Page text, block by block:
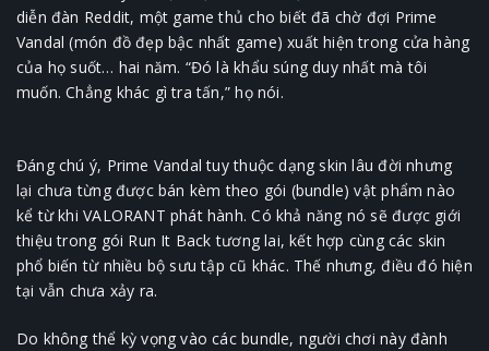
diễn đàn Reddit, một game thủ cho biết đã chờ đợi Prime
Vandal (món đồ đẹp bậc nhất game) xuất hiện trong cửa hàng
của họ suốt… hai năm. “Đó là khẩu súng duy nhất mà tôi
muốn. Chẳng khác gì tra tấn,” họ nói.
Đáng chú ý, Prime Vandal tuy thuộc dạng skin lâu đời nhưng
lại chưa từng được bán kèm theo gói (bundle) vật phẩm nào
kể từ khi VALORANT phát hành. Có khả năng nó sẽ được giới
thiệu trong gói Run It Back tương lai, kết hợp cùng các skin
phổ biến từ nhiều bộ sưu tập cũ khác. Thế nhưng, điều đó hiện
tại vẫn chưa xảy ra.
Do không thể kỳ vọng vào các bundle, người chơi này đành